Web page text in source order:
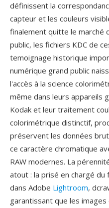
définissent la
capteur et les couleurs
finalement quitte le marché
public, les fichiers KDC de
temoignage historique
numérique grand public
l'accès à la science
même dans leurs appareils
Kodak et leur traitement
colorimétrique distinctif,
préservent les données
ce caractère chromatique
RAW modernes. La
atout : la prisé en chargé
dans Adobe Lightroom,
garantissant que les